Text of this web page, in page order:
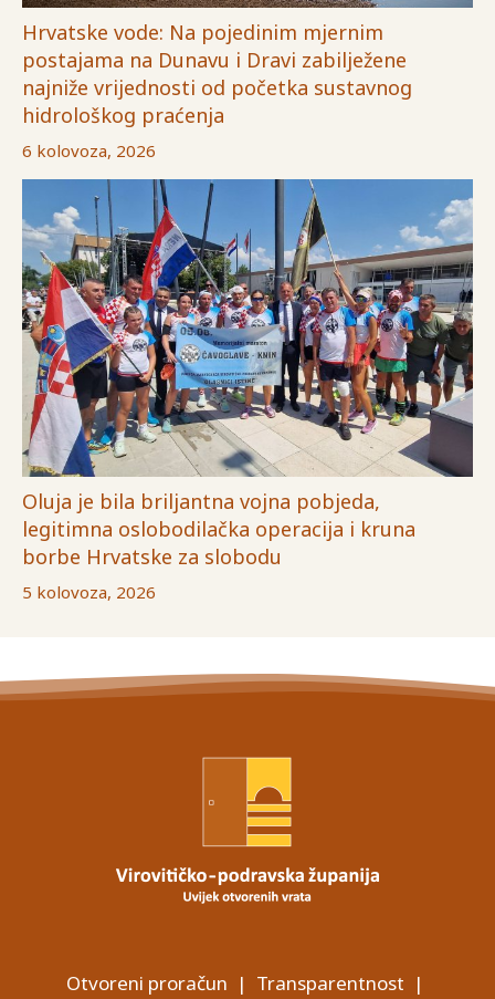
Hrvatske vode: Na pojedinim mjernim
postajama na Dunavu i Dravi zabilježene
najniže vrijednosti od početka sustavnog
hidrološkog praćenja
6 kolovoza, 2026
Oluja je bila briljantna vojna pobjeda,
legitimna oslobodilačka operacija i kruna
borbe Hrvatske za slobodu
5 kolovoza, 2026
Otvoreni proračun | Transparentnost |